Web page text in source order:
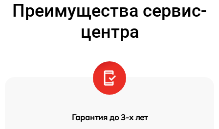
Преимущества сервис-
центра
Гарантия до 3-х лет